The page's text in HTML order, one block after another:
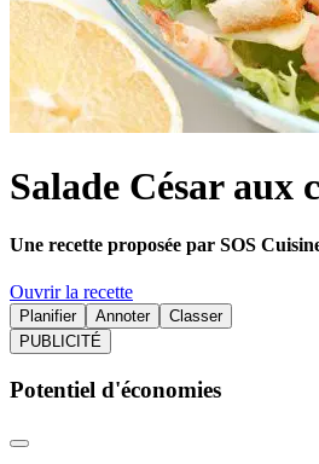
Salade César aux
Une recette proposée par SOS
Ouvrir la recette
Planifier Annoter
Classer
PUBLICITÉ
Potentiel d'économies